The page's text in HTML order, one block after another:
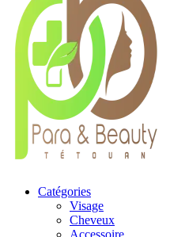
Catégories
Visage
Cheveux
Accessoire